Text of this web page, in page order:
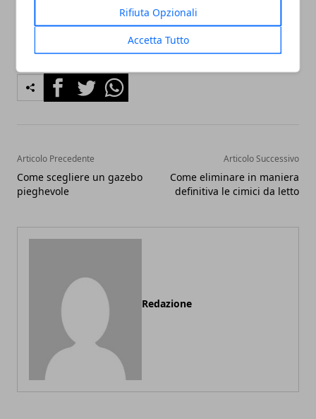
Rifiuta Opzionali
Accetta Tutto
FacebookTwitterWhatsapp
Articolo Precedente
Come scegliere un gazebo
pieghevole
Articolo Successivo
Come eliminare in maniera
definitiva le cimici da letto
Redazione